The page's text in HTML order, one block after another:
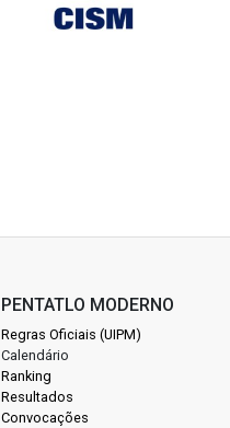
PENTATLO MODERNO
Regras Oficiais (UIPM)
Calendário
Ranking
Resultados
Convocações